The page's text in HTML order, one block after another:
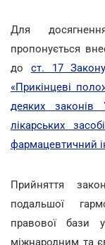
Для
пропонується
до ст. 17
«Прикінцеві
деяких законів
лікарських
фармацевтичний
Прийняття
подальшої
правової бази
міжнародним та